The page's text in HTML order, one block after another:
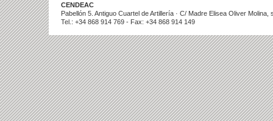
CENDEAC
Pabellón 5. Antiguo Cuartel de Artillería · C/ Madre Elisea Oliver
Tel.: +34 868 914 769 - Fax: +34 868 914 149